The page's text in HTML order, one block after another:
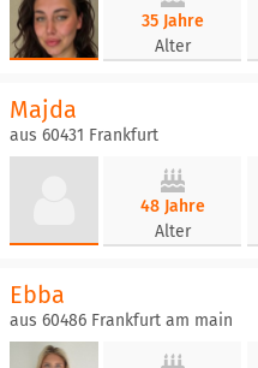
35 Jahre
Alter
Majda
aus 60431 Frankfurt
48 Jahre
Alter
Ebba
aus 60486 Frankfurt am main